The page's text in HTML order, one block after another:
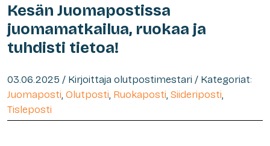
Kesän Juomapostissa
juomamatkailua, ruokaa ja
tuhdisti tietoa!
03.06.2025 / Kirjoittaja olutpostimestari / Kategoriat:
Juomaposti, Olutposti, Ruokaposti, Siideriposti,
Tisleposti